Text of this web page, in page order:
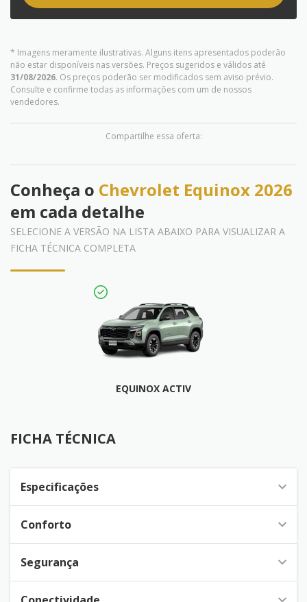
* Imagens meramente ilustrativas. Alguns itens apresentados poderão
não estar disponíveis nas versões. Preços sugeridos e válidos até
31/08/2026. Os preços poderão ser modificados sem aviso prévio.
Consulte e confirme todas as informações com um de nossos
vendedores.
Compartilhe essa oferta:
Conheça o Chevrolet Equinox 2026
em cada detalhe
SELECIONE A VERSÃO NA LISTA ABAIXO PARA VISUALIZAR A
FICHA TÉCNICA COMPLETA
EQUINOX ACTIV
FICHA TÉCNICA
Especificações
Conforto
Segurança